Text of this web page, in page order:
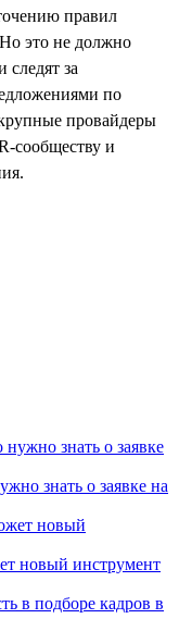
правил
это не должно
следят за
по
провайдеры
сообществу и
знать о заявке на
новый инструмент